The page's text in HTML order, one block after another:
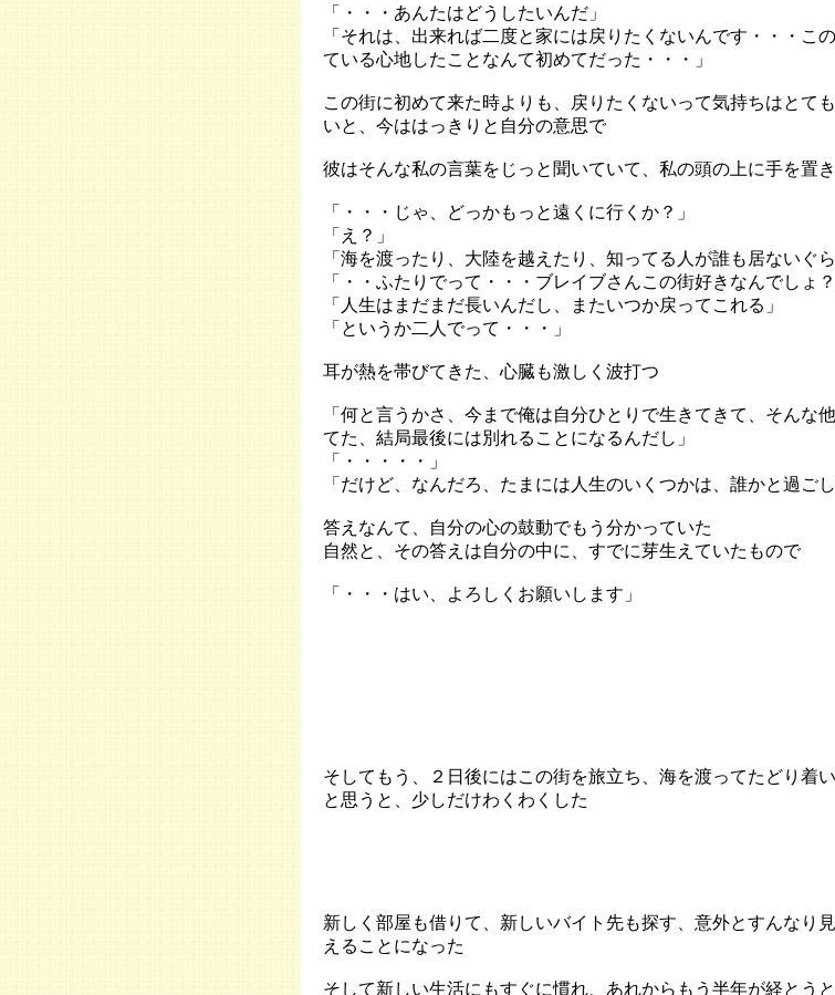
「・・・あんたはどうしたいんだ」
「それは、出来れば二度と家には戻りたくないんです・・・こ
ている心地したことなんて初めてだった・・・」
この街に初めて来た時よりも、戻りたくないって気持ちはとて
いと、今ははっきりと自分の意思で
彼はそんな私の言葉をじっと聞いていて、私の頭の上に手を置き
「・・・じゃ、どっかもっと遠くに行くか？」
「え？」
「海を渡ったり、大陸を越えたり、知ってる人が誰も居ないぐ
「・・ふたりでって・・・ブレイブさんこの街好きなんでしょ？
「人生はまだまだ長いんだし、またいつか戻ってこれる」
「というか二人でって・・・」
耳が熱を帯びてきた、心臓も激しく波打つ
「何と言うかさ、今まで俺は自分ひとりで生きてきて、そんな
てた、結局最後には別れることになるんだし」
「・・・・・」
「だけど、なんだろ、たまには人生のいくつかは、誰かと過ご
答えなんて、自分の心の鼓動でもう分かっていた
自然と、その答えは自分の中に、すでに芽生えていたもので
「・・・はい、よろしくお願いします」
そしてもう、２日後にはこの街を旅立ち、海を渡ってたどり着
と思うと、少しだけわくわくした
新しく部屋も借りて、新しいバイト先も探す、意外とすんなり
えることになった
そして新しい生活にもすぐに慣れ、あれからもう半年が経とう